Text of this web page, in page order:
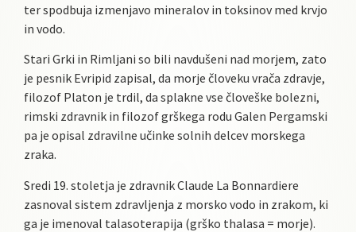
ter spodbuja izmenjavo mineralov in toksinov med krvjo
in vodo.
Stari Grki in Rimljani so bili navdušeni nad morjem, zato
je pesnik Evripid zapisal, da morje človeku vrača zdravje,
filozof Platon je trdil, da splakne vse človeške bolezni,
rimski zdravnik in filozof grškega rodu Galen Pergamski
pa je opisal zdravilne učinke solnih delcev morskega
zraka.
Sredi 19. stoletja je zdravnik Claude La Bonnardiere
zasnoval sistem zdravljenja z morsko vodo in zrakom, ki
ga je imenoval talasoterapija (grško thalasa = morje).